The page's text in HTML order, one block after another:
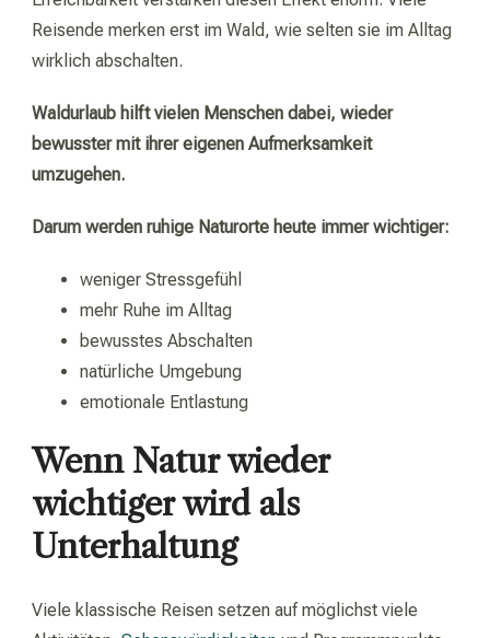
Reisende merken erst im Wald, wie selten sie im Alltag
wirklich abschalten.
Waldurlaub hilft vielen Menschen dabei, wieder
bewusster mit ihrer eigenen Aufmerksamkeit
umzugehen.
Darum werden ruhige Naturorte heute immer wichtiger:
weniger Stressgefühl
mehr Ruhe im Alltag
bewusstes Abschalten
natürliche Umgebung
emotionale Entlastung
Wenn Natur wieder
wichtiger wird als
Unterhaltung
Viele klassische Reisen setzen auf möglichst viele